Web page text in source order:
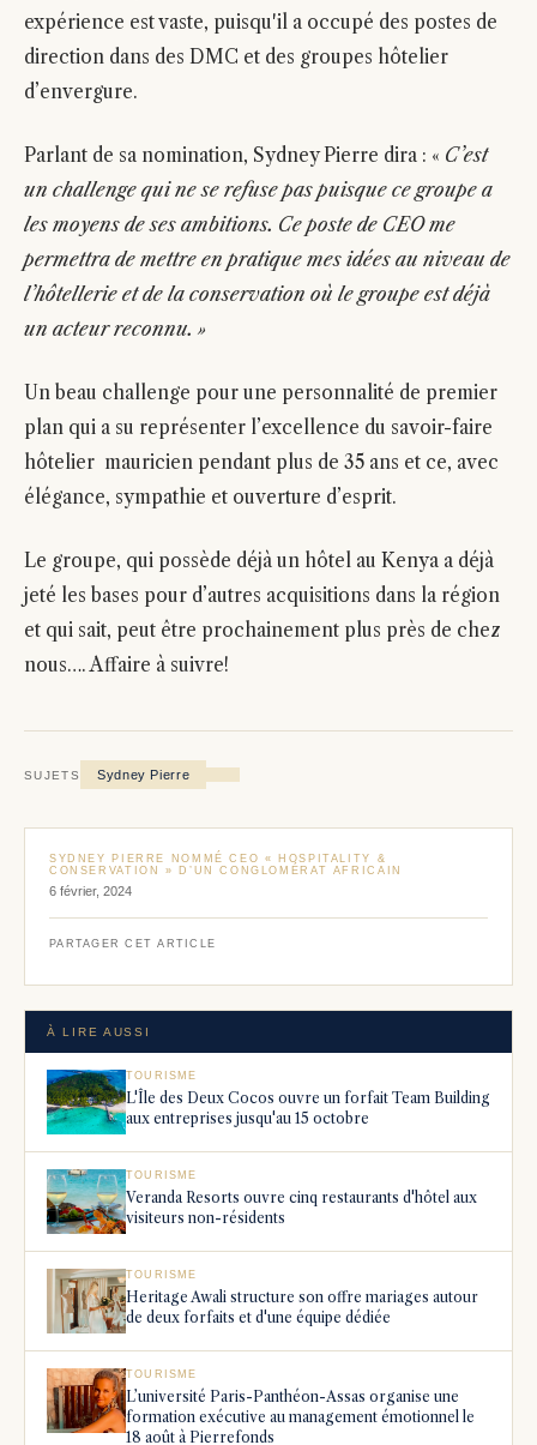
expérience est vaste, puisqu'il a occupé des postes de
direction dans des DMC et des groupes hôtelier
d’envergure.
Parlant de sa nomination, Sydney Pierre dira : « C’est
un challenge qui ne se refuse pas puisque ce groupe a
les moyens de ses ambitions. Ce poste de CEO me
permettra de mettre en pratique mes idées au niveau de
l’hôtellerie et de la conservation où le groupe est déjà
un acteur reconnu. »
Un beau challenge pour une personnalité de premier
plan qui a su représenter l’excellence du savoir-faire
hôtelier mauricien pendant plus de 35 ans et ce, avec
élégance, sympathie et ouverture d’esprit.
Le groupe, qui possède déjà un hôtel au Kenya a déjà
jeté les bases pour d’autres acquisitions dans la région
et qui sait, peut être prochainement plus près de chez
nous…. Affaire à suivre!
SUJETS Sydney Pierre
SYDNEY PIERRE NOMMÉ CEO « HOSPITALITY &
CONSERVATION » D’UN CONGLOMÉRAT AFRICAIN
6 février, 2024
PARTAGER CET ARTICLE
À LIRE AUSSI
TOURISME
L'Île des Deux Cocos ouvre un forfait Team Building
aux entreprises jusqu'au 15 octobre
TOURISME
Veranda Resorts ouvre cinq restaurants d'hôtel aux
visiteurs non-résidents
TOURISME
Heritage Awali structure son offre mariages autour
de deux forfaits et d'une équipe dédiée
TOURISME
L’université Paris-Panthéon-Assas organise une
formation exécutive au management émotionnel le
18 août à Pierrefonds